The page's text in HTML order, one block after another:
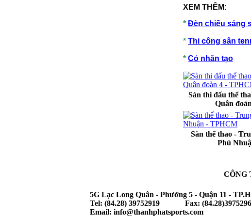
XEM THÊM:
* Đèn chiếu sáng
* Thi công sân
* Cỏ nhân tạo
Sàn thi đấu thể
Quân
Sàn thể thao -
Phú
CÔNG
5G Lạc Long Quân - Phường 5 - Quận 11 -
Tel: (84.28) 39752919 Fax:
Email: info@thanhphatsports.com